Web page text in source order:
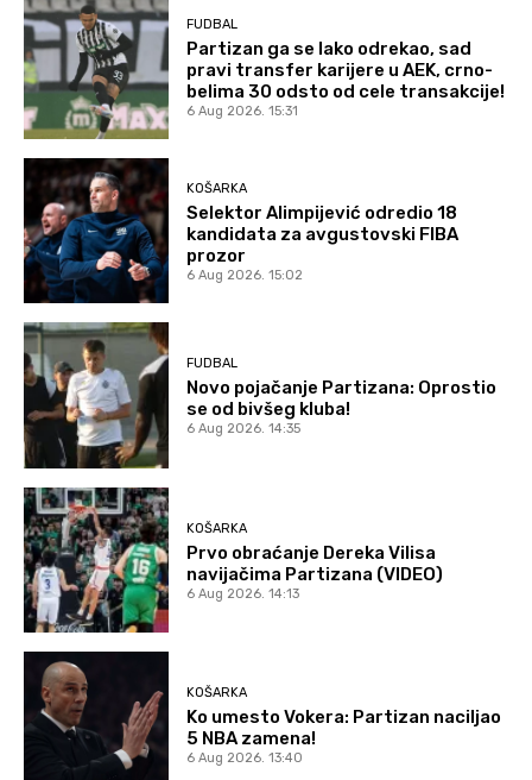
FUDBAL
Partizan ga se lako odrekao, sad
pravi transfer karijere u AEK, crno-
belima 30 odsto od cele transakcije!
6 Aug 2026. 15:31
KOŠARKA
Selektor Alimpijević odredio 18
kandidata za avgustovski FIBA
prozor
6 Aug 2026. 15:02
FUDBAL
Novo pojačanje Partizana: Oprostio
se od bivšeg kluba!
6 Aug 2026. 14:35
KOŠARKA
Prvo obraćanje Dereka Vilisa
navijačima Partizana (VIDEO)
6 Aug 2026. 14:13
KOŠARKA
Ko umesto Vokera: Partizan naciljao
5 NBA zamena!
6 Aug 2026. 13:40